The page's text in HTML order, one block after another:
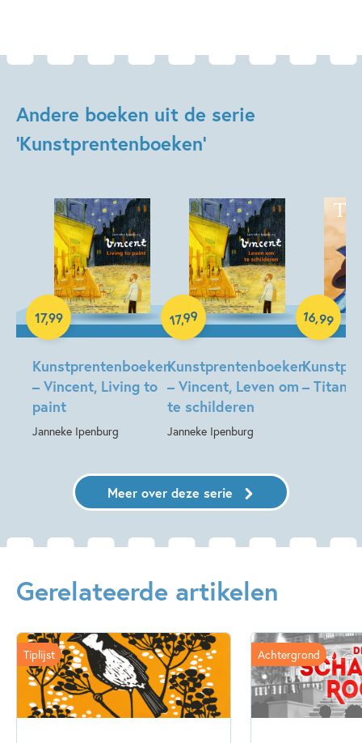
Andere boeken uit de serie
'Kunstprentenboeken'
Kunstprentenboeken
– Vincent, Living to
paint
Janneke Ipenburg
17,99
Hardcover
Kunstprentenboeken
– Vincent, Leven om
te schilderen
Janneke Ipenburg
17,99
Hardcover
– Titanic
16,99
Hardcover
Meer over deze serie
Gerelateerde artikelen
Tiplijst Achtergrond